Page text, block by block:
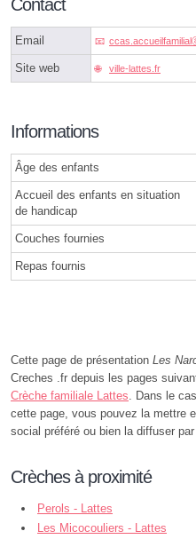
Contact
Email
Site web ville-lattes.fr
Informations
Âge des enfants
Accueil des enfants en situation
de handicap
Couches fournies
Repas fournis
Cette page de présentation Les
Creches .fr depuis les pages
Crèche familiale Lattes . Dans le
cette page, vous pouvez la mettre
social préféré ou bien la diffuser
Crèches à proximité
Perols - Lattes
Les Micocouliers - Lattes